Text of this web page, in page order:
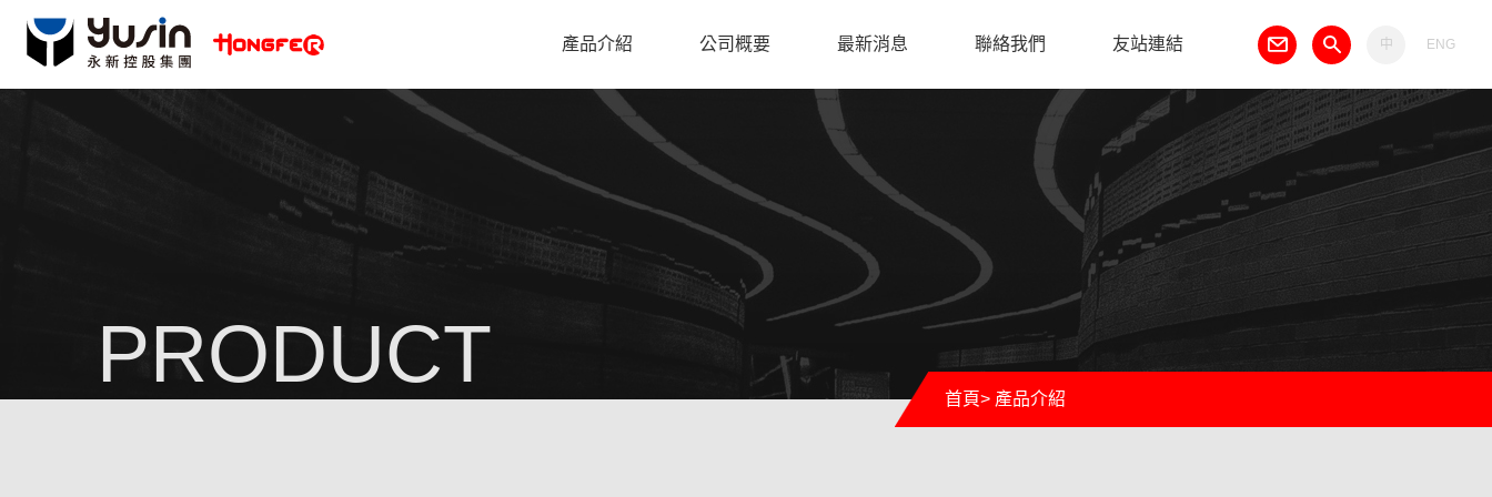
產品介紹 公司概要 最新消息 聯絡我們 友站連結 中 ENG
PRODUCT
首頁> 產品介紹